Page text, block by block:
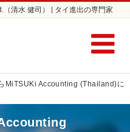
清水 健司） | タイ進出の専門家
MiTSUKi Accounting (Thailand)に